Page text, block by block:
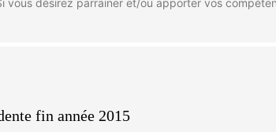
désirez parrainer et/ou apporter vos
fin année 2015